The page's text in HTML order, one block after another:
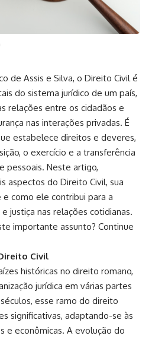
de Assis e Silva, o Direito Civil é
do sistema jurídico de um país,
relações entre os cidadãos e
nas interações privadas. É
estabelece direitos e deveres,
o exercício e a transferência
pessoais. Neste artigo,
aspectos do Direito Civil, sua
como ele contribui para a
justiça nas relações cotidianas.
importante assunto? Continue
Civil
históricas no direito romano,
jurídica em várias partes
esse ramo do direito
significativas, adaptando-se às
e econômicas. A evolução do